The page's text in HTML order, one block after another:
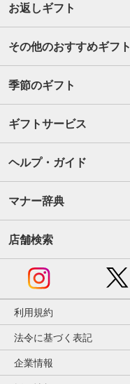
お返しギフト
その他のおすすめギフト
季節のギフト
ギフトサービス
ヘルプ・ガイド
マナー辞典
店舗検索
利用規約
法令に基づく表記
企業情報